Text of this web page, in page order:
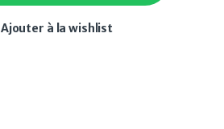
Ajouter à la wishlist